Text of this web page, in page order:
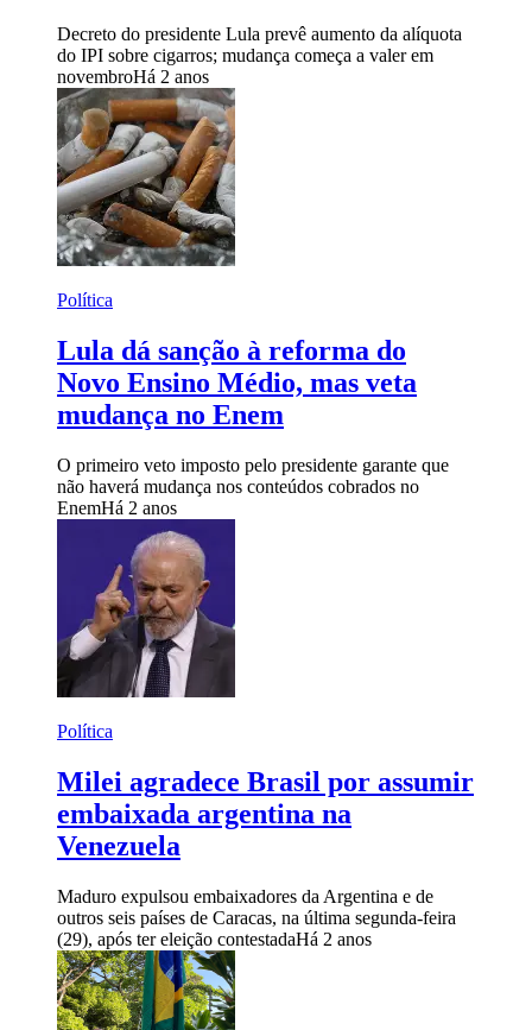
Decreto do presidente Lula prevê aumento da alíquota
do IPI sobre cigarros; mudança começa a valer em
novembroHá 2 anos
Política
Lula dá sanção à reforma do
Novo Ensino Médio, mas veta
mudança no Enem
O primeiro veto imposto pelo presidente garante que
não haverá mudança nos conteúdos cobrados no
EnemHá 2 anos
Política
Milei agradece Brasil por assumir
embaixada argentina na
Venezuela
Maduro expulsou embaixadores da Argentina e de
outros seis países de Caracas, na última segunda-feira
(29), após ter eleição contestadaHá 2 anos